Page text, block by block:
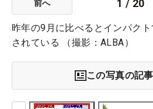
前へ 1 / 20
昨年の9月に比べるとインパク
されている （撮影：ALBA）
この写真の記